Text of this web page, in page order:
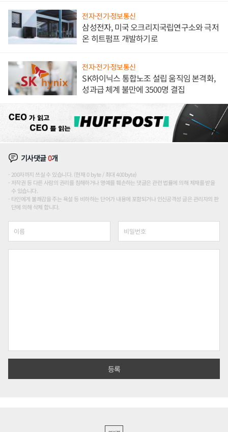
전자·전기·정보통신
삼성전자, 미국 오크리지국립연구소와 극저
온 히트펌프 개발하기로
전자·전기·정보통신
SK하이닉스 통합노조 설립 움직임 본격화,
성과급 체계 불만에 3500명 결집
기사댓글0개
200자까지 쓰실 수 있습니다. (현재 0 byte / 최대 400byte)
저작권 등 다른 사람의 권리를 침해하거나 명예를 훼손하는 댓글은 관련 법률에 의해 제재를 받을
수 있습니다.
타인에게 불쾌감을 주는 욕설 등 비하하는 단어가 내용에 포함되거나 인신공격성 글은 관리자의 판
단에 의해 삭제 합니다.